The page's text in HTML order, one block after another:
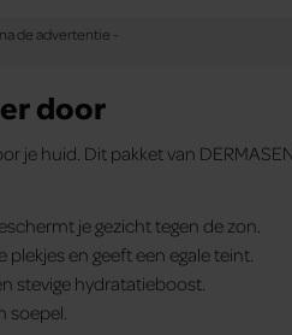
door
huid. Dit pakket van
je gezicht tegen de zon.
en geeft een egale teint.
stevige hydratatieboost.
soepel.